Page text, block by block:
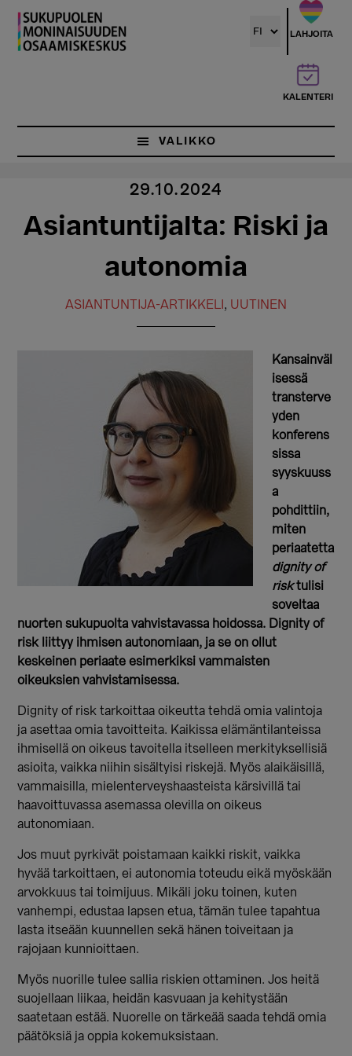
Hyppää
pääsisältöön
LAHJOITA
KALENTERI
VALIKKO
29.10.2024
Asiantuntijalta: Riski ja
autonomia
ASIANTUNTIJA-ARTIKKELI , UUTINEN
Kansainväl
isessä
transterve
yden
konferens
sissa
syyskuuss
a
pohdittiin,
miten
periaatetta
dignity of
risktulisi
soveltaa
nuorten sukupuolta vahvistavassa hoidossa. Dignity of
risk liittyy ihmisen autonomiaan, ja se on ollut
keskeinen periaate esimerkiksi vammaisten
oikeuksien vahvistamisessa.
Dignity of risk tarkoittaa oikeutta tehdä omia valintoja
ja asettaa omia tavoitteita. Kaikissa elämäntilanteissa
ihmisellä on oikeus tavoitella itselleen merkityksellisiä
asioita, vaikka niihin sisältyisi riskejä. Myös alaikäisillä,
vammaisilla, mielenterveyshaasteista kärsivillä tai
haavoittuvassa asemassa olevilla on oikeus
autonomiaan.
Jos muut pyrkivät poistamaan kaikki riskit, vaikka
hyvää tarkoittaen, ei autonomia toteudu eikä myöskään
arvokkuus tai toimijuus. Mikäli joku toinen, kuten
vanhempi, edustaa lapsen etua, tämän tulee tapahtua
lasta itseään kuunnellen sekä hänen toiveitaan ja
rajojaan kunnioittaen.
Myös nuorille tulee sallia riskien ottaminen. Jos heitä
suojellaan liikaa, heidän kasvuaan ja kehitystään
saatetaan estää. Nuorelle on tärkeää saada tehdä omia
päätöksiä ja oppia kokemuksistaan.